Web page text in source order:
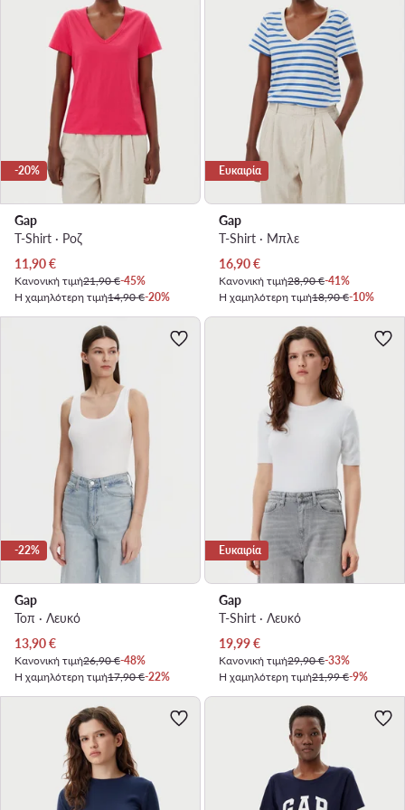
-20%
Gap
T-Shirt · Ροζ
Τρέχουσα τιμή
11,90€
Κανονική τιμή21,90 €-45%
Η χαμηλότερη τιμή14,90 €-20%
Ευκαιρία
Gap
T-Shirt · Μπλε
Τρέχουσα τιμή
16,90€
Κανονική τιμή28,90 €-41%
Η χαμηλότερη τιμή18,90 €-10%
-22%
Gap
Τοπ · Λευκό
Τρέχουσα τιμή
13,90€
Κανονική τιμή26,90 €-48%
Η χαμηλότερη τιμή17,90 €-22%
Ευκαιρία
Gap
T-Shirt · Λευκό
Τρέχουσα τιμή
19,99€
Κανονική τιμή29,90 €-33%
Η χαμηλότερη τιμή21,99 €-9%